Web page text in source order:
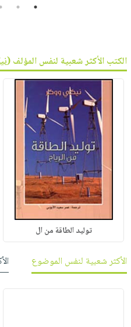
1
2
الكتب الأكثر شعبية لنفس المؤلف (
توليد الطاقة من ال
الأكثر شعبية لنفس الموضوع